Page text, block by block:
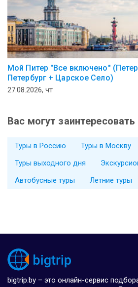
Мой Питер "Все включено"
Петербург + Царское Село)
27.08.2026, чт
Вас могут заинтересовать
Туры в Россию Туры в Москву
Туры выходного дня
Автобусные туры
Летние туры
bigtrip.by – это онлайн-сервис